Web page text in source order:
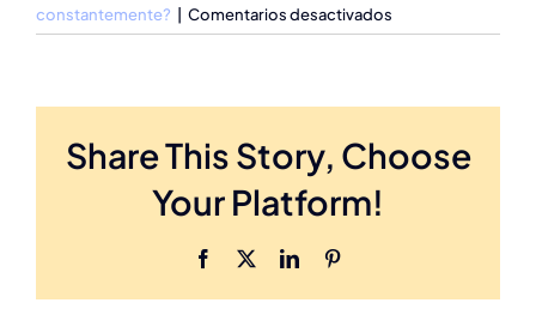
constantemente?
Comentarios desactivados
¿Es
espalda
Share This Story, Choose
Your Platform!
Facebook LinkedIn